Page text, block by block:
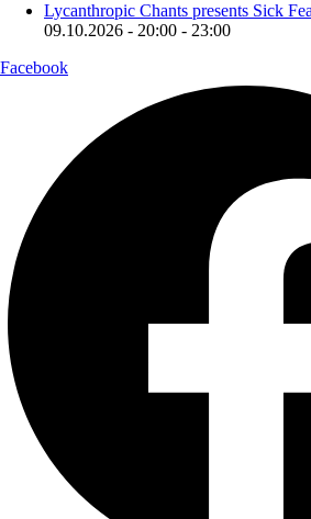
Lycanthropic Chants presents Sick
09.10.2026 - 20:00 - 23:00
Facebook